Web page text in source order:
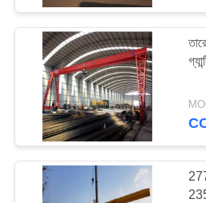
যোগাযোগ
উদ্ধৃতির
জন্য
আবেদন
ওয়ার্কশপ
235